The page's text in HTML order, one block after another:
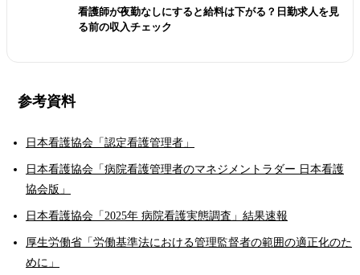
看護師が夜勤なしにすると給料は下がる？日勤求人を見
る前の収入チェック
参考資料
日本看護協会「認定看護管理者」
日本看護協会「病院看護管理者のマネジメントラダー 日本看護
協会版」
日本看護協会「2025年 病院看護実態調査」結果速報
厚生労働省「労働基準法における管理監督者の範囲の適正化のた
めに」